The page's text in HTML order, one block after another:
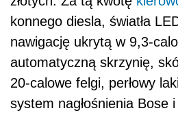
konnego diesla, światła
nawigację ukrytą w 9,3-
automatyczną skrzynię,
20-calowe felgi, perłowy
system nagłośnienia Bose